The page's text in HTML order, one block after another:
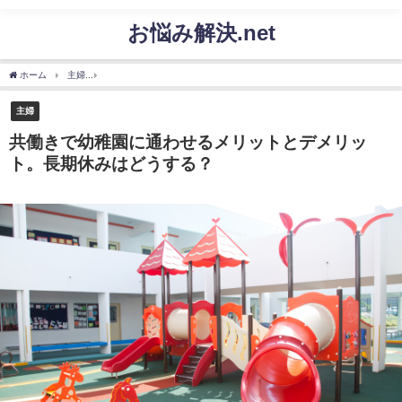
お悩み解決.net
ホーム 主婦
主婦
共働きで幼稚園に通わせるメリットとデメリッ
ト。長期休みはどうする？